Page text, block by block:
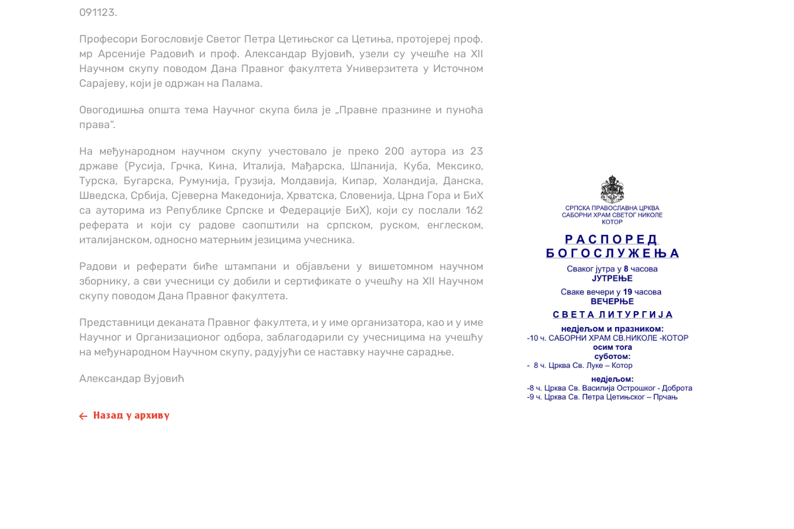
091123.
Професори Богословије Светог Петра Цетињског са Цетиња, протојереј проф.
мр Арсеније Радовић и проф. Александар Вујовић, узели су учешће на XII
Научном скупу поводом Дана Правног факултета Универзитета у Источном
Сарајеву, који је одржан на Палама.
Овогодишња општа тема Научног скупа била је „Правне празнине и пуноћа
права“.
На међународном научном скупу учестовало је преко 200 аутора из 23
државе (Русија, Грчка, Кина, Италија, Мађарска, Шпанија, Куба, Мексико,
Турска, Бугарска, Румунија, Грузија, Молдавија, Кипар, Холандија, Данска,
Шведска, Србија, Сјеверна Македонија, Хрватска, Словенија, Црна Гора и БиХ
са ауторима из Републике Српске и Федерације БиХ), који су послали 162
реферата и који су радове саопштили на српском, руском, енглеском,
италијанском, односно матерњим језицима учесника.
Радови и реферати биће штампани и објављени у вишетомном научном
зборнику, а сви учесници су добили и сертификате о учешћу на XII Научном
скупу поводом Дана Правног факултета.
Представници деканата Правног факултета, и у име организатора, као и у име
Научног и Организационог одбора, заблагодарили су учесницима на учешћу
на међународном Научном скупу, радујући се наставку научне сарадње.
Александар Вујовић
Назад у архиву